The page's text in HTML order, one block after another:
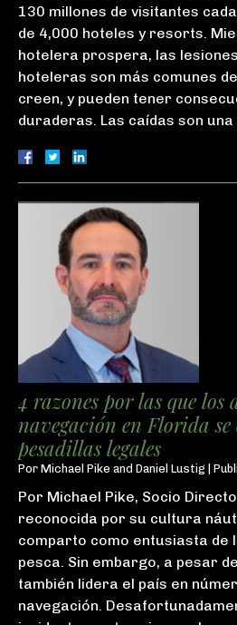
130 millones de visitantes
de 4,000 hoteles y resorts.
hotelera prospera, las
hoteleras son más comunes
creen, y pueden tener
duraderas. Las caídas son
4 razones por las que los
navegación en Florida
pesadillas legales
Por Michael Pike and Daniel Lustig
Por Michael Pike, Socio
reconocida por su cultura
comparto como entusiasta de
pesca. Sin embargo, a pesar
también lidera el país en
navegación.